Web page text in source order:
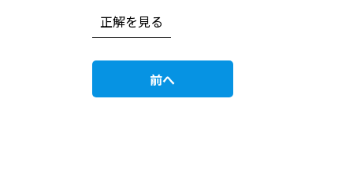
正解を見る
前へ